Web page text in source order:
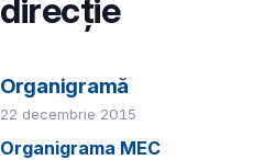
direcție
Organigramă
22 decembrie 2015
Organigrama MEC